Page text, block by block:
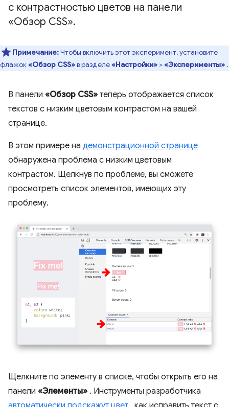
с контрастностью цветов на панели
«Обзор CSS».
Примечание:Чтобы включить этот эксперимент, установите
флажок«Обзор CSS»в разделе«Настройки» >«Эксперименты» .
В панели «Обзор CSS» теперь отображается список
текстов с низким цветовым контрастом на вашей
странице.
В этом примере на демонстрационной странице
обнаружена проблема с низким цветовым
контрастом. Щелкнув по проблеме, вы сможете
просмотреть список элементов, имеющих эту
проблему.
Щелкните по элементу в списке, чтобы открыть его на
панели «Элементы» . Инструменты разработчика